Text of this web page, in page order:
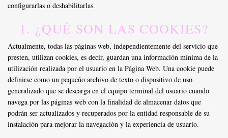
configurarlas o deshabilitarlas.
1. ¿QUÉ SON LAS COOKIES?
Actualmente, todas las páginas web, independientemente del servicio que
presten, utilizan cookies, es decir, guardan una información mínima de la
utilización realizada por el usuario en la Página Web. Una cookie puede
definirse como un pequeño archivo de texto o dispositivo de uso
generalizado que se descarga en el equipo terminal del usuario cuando
navega por las páginas web con la finalidad de almacenar datos que
podrán ser actualizados y recuperados por la entidad responsable de su
instalación para mejorar la navegación y la experiencia de usuario.